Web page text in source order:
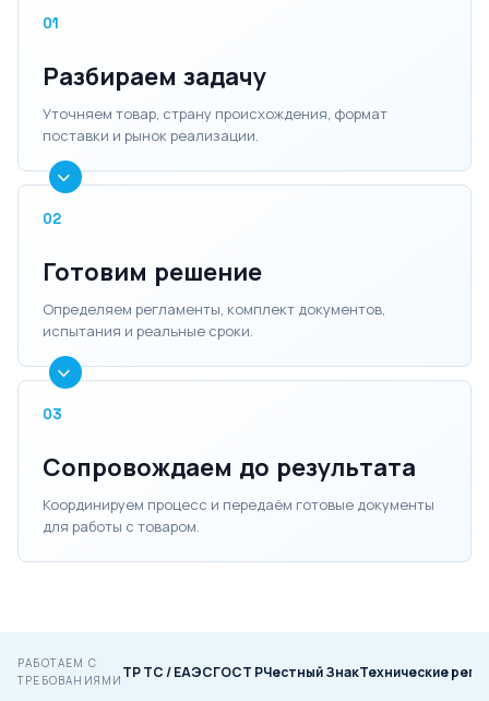
01
Разбираем задачу
Уточняем товар, страну происхождения, формат
поставки и рынок реализации.
02
Готовим решение
Определяем регламенты, комплект документов,
испытания и реальные сроки.
03
Сопровождаем до результата
Координируем процесс и передаём готовые документы
для работы с товаром.
РАБОТАЕМ С
ТРЕБОВАНИЯМИ ТР ТС / ЕАЭСГОСТ РЧестный ЗнакТехнические